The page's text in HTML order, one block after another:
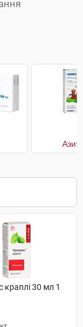
краплі 30 мл 1